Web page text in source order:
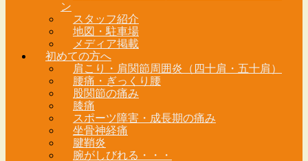
ン
スタッフ紹介
地図・駐車場
メディア掲載
初めての方へ
肩こり・肩関節周囲炎（四十肩・五十肩）
腰痛・ぎっくり腰
股関節の痛み
膝痛
スポーツ障害・成長期の痛み
坐骨神経痛
腱鞘炎
腕がしびれる・・・